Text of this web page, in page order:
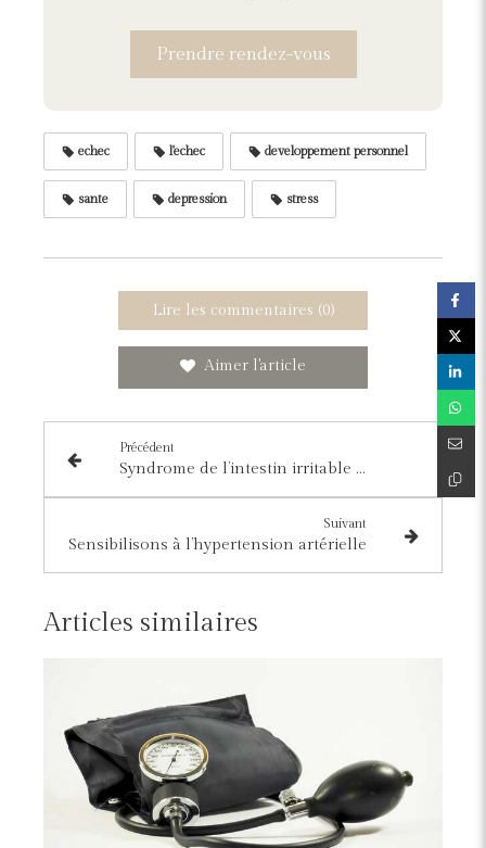
Prendre rendez-vous
echec l'echec developpement personnel
sante depression stress
Lire les commentaires (0)
Aimer l'article
Précédent
Syndrome de l’intestin irritable : réduire les médicaments grâce à un régime alimentaire
Suivant
Sensibilisons à l’hypertension artérielle
Articles similaires